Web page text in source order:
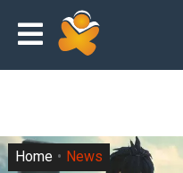
Home News